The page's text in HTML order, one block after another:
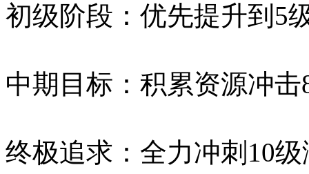
初级阶段：优先提升到5
中期目标：积累资源冲
终极追求：全力冲刺10